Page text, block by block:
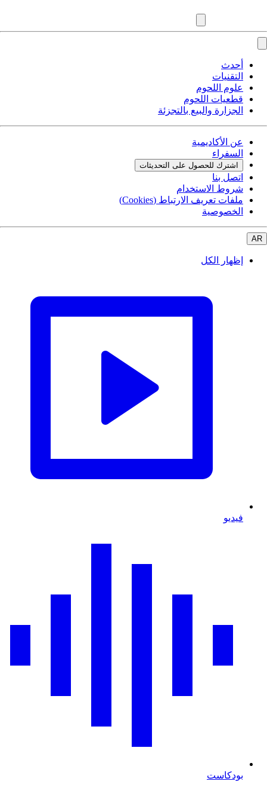
أحدث
التقنيات
علوم اللحوم
قطعيات اللحوم
الجزارة والبيع بالتجزئة
عن الأكاديمية
السفراء
اشترك للحصول على التحديثات
اتصل بنا
شروط الاستخدام
ملفات تعريف الارتباط (Cookies)
الخصوصية
AR
إظهار الكل
فيديو
بودكاست